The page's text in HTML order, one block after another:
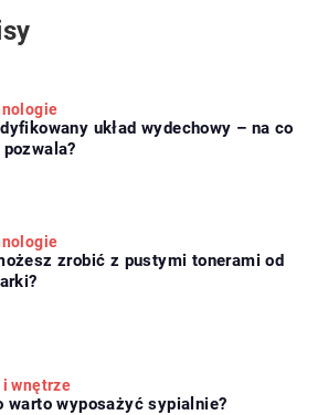
układ wydechowy – na co
zrobić z pustymi tonerami od
i wnętrze
warto wyposażyć sypialnie?